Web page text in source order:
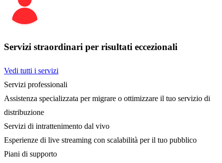
Servizi straordinari per risultati eccezionali
Vedi tutti i servizi
Servizi professionali
Assistenza specializzata per migrare o ottimizzare il tuo servizio di
distribuzione
Servizi di intrattenimento dal vivo
Esperienze di live streaming con scalabilità per il tuo pubblico
Piani di supporto